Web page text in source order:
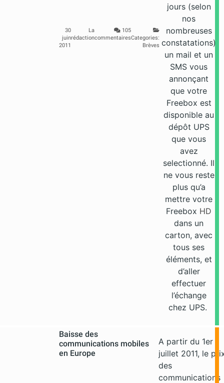
30
juin
2011
La
rédaction
105
commentairesCategories:
Brèves
jours (selon
nos
nombreuses
constatations)
un mail et un
SMS vous
annonçant
que votre
Freebox est
disponible au
dépôt UPS
que vous
avez
selectionné. Il
ne vous reste
plus qu’a
mettre votre
Freebox HD
dans un
carton, avec
tous ses
éléments, et
d’aller
effectuer
l’échange
chez UPS.
Baisse des
communications mobiles
en Europe
A partir du 1er
juillet 2011, le
des
communications